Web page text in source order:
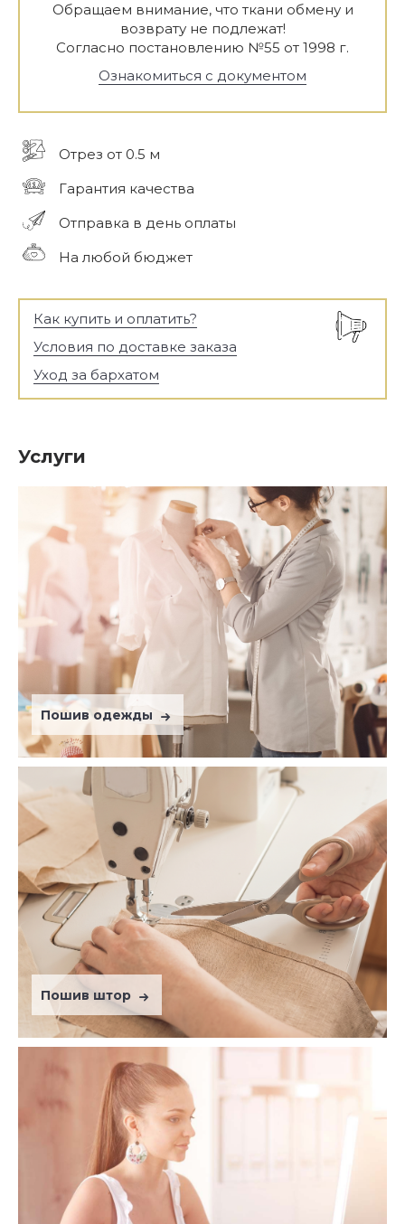
Обращаем внимание, что ткани обмену и
возврату не подлежат!
Согласно постановлению №55 от 1998 г.
Ознакомиться с документом
Отрез от 0.5 м
Гарантия качества
Отправка в день оплаты
На любой бюджет
Как купить и оплатить?
Условия по доставке заказа
Уход за бархатом
Услуги
Пошив одежды
Пошив штор